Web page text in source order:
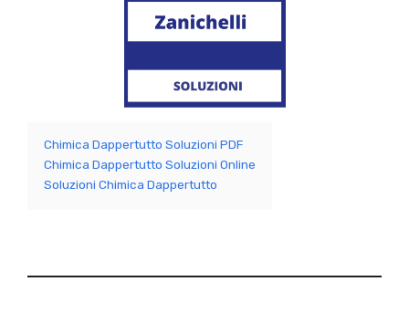
Chimica Dappertutto Soluzioni PDF
Chimica Dappertutto Soluzioni Online
Soluzioni Chimica Dappertutto